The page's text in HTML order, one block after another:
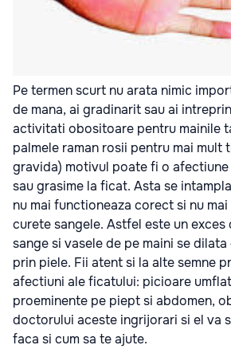
Pe termen scurt nu arata nimic
de mana, ai gradinarit sau ai
activitati obositoare pentru mainile
palmele raman rosii pentru mai mult
gravida) motivul poate fi o
sau grasime la ficat. Asta se
nu mai functioneaza corect si nu
curete sangele. Astfel este un exces
sange si vasele de pe maini se
prin piele. Fii atent si la alte semne
afectiuni ale ficatului: picioare
proeminente pe piept si abdomen,
doctorului aceste ingrijorari si el va
faca si cum sa te ajute.